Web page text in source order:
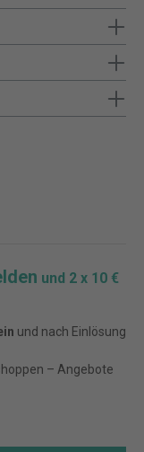
und 2 x 10 €
und nach Einlösung
– Angebote